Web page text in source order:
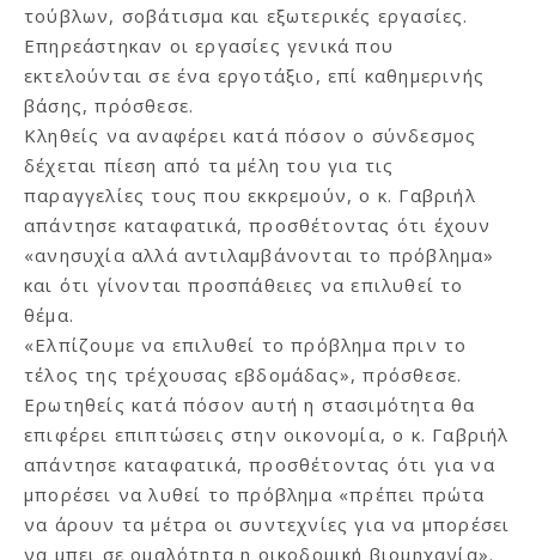
τούβλων, σοβάτισμα και εξωτερικές εργασίες.
Επηρεάστηκαν οι εργασίες γενικά που
εκτελούνται σε ένα εργοτάξιο, επί καθημερινής
βάσης, πρόσθεσε.
Κληθείς να αναφέρει κατά πόσον ο σύνδεσμος
δέχεται πίεση από τα μέλη του για τις
παραγγελίες τους που εκκρεμούν, ο κ. Γαβριήλ
απάντησε καταφατικά, προσθέτοντας ότι έχουν
«ανησυχία αλλά αντιλαμβάνονται το πρόβλημα»
και ότι γίνονται προσπάθειες να επιλυθεί το
θέμα.
«Ελπίζουμε να επιλυθεί το πρόβλημα πριν το
τέλος της τρέχουσας εβδομάδας», πρόσθεσε.
Ερωτηθείς κατά πόσον αυτή η στασιμότητα θα
επιφέρει επιπτώσεις στην οικονομία, ο κ. Γαβριήλ
απάντησε καταφατικά, προσθέτοντας ότι για να
μπορέσει να λυθεί το πρόβλημα «πρέπει πρώτα
να άρουν τα μέτρα οι συντεχνίες για να μπορέσει
να μπει σε ομαλότητα η οικοδομική βιομηχανία».